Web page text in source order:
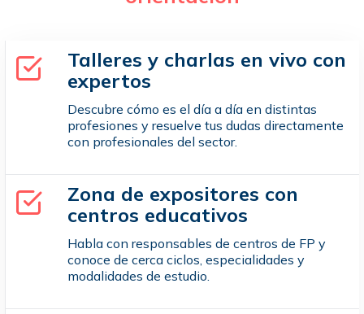
Talleres y charlas en vivo con
expertos
Descubre cómo es el día a día en distintas
profesiones y resuelve tus dudas directamente
con profesionales del sector.
Zona de expositores con
centros educativos
Habla con responsables de centros de FP y
conoce de cerca ciclos, especialidades y
modalidades de estudio.